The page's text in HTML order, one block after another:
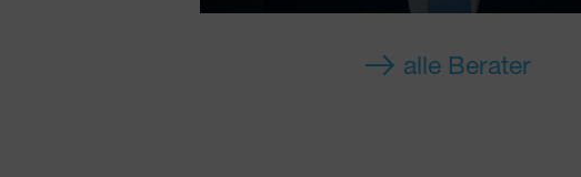
alle Berater